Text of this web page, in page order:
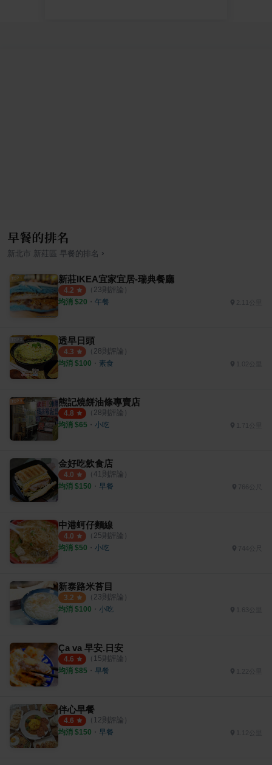
早餐的排名
新北市 新莊區 早餐的排名 ›
新莊IKEA宜家宜居-瑞典餐廳
4.2 （ 23則評論）
均消 $20 ・ 午餐
透早日頭
4.3 （ 28則評論）
均消 $100 ・ 素食
熊記燒餅油條專賣店
4.8 （ 28則評論）
均消 $65 ・ 小吃
金好吃飲食店
4.0 （ 41則評論）
均消 $150 ・ 早餐
中港蚵仔麵線
4.0 （ 25則評論）
均消 $50 ・ 小吃 744公尺
新泰路米苔目
3.2 （ 23則評論）
均消 $100 ・ 小吃
Ça va 早安.日安
4.6 （ 15則評論）
均消 $85 ・ 早餐
伴心早餐
4.6 （ 12則評論）
均消 $150 ・ 早餐